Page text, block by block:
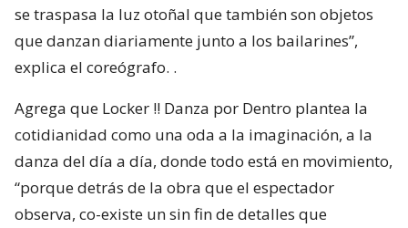
se traspasa la luz otoñal que también son objetos
que danzan diariamente junto a los bailarines”,
explica el coreógrafo. .
Agrega que Locker !! Danza por Dentro plantea la
cotidianidad como una oda a la imaginación, a la
danza del día a día, donde todo está en movimiento,
“porque detrás de la obra que el espectador
observa, co-existe un sin fin de detalles que